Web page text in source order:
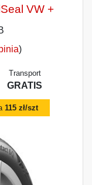
VW +
)
Transport
GRATIS
115 zł/szt